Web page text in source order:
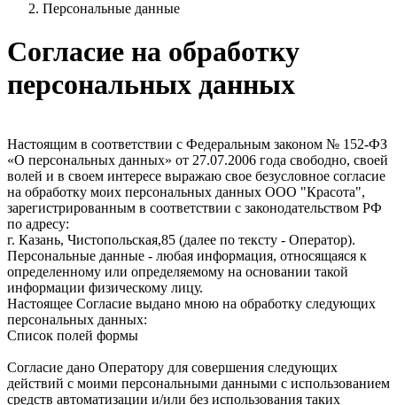
Персональные данные
Согласие на обработку
персональных данных
Настоящим в соответствии с Федеральным законом № 152-ФЗ
«О персональных данных» от 27.07.2006 года свободно, своей
волей и в своем интересе выражаю свое безусловное согласие
на обработку моих персональных данных ООО "Красота",
зарегистрированным в соответствии с законодательством РФ
по адресу:
г. Казань, Чистопольская,85 (далее по тексту - Оператор).
Персональные данные - любая информация, относящаяся к
определенному или определяемому на основании такой
информации физическому лицу.
Настоящее Согласие выдано мною на обработку следующих
персональных данных:
Список полей формы
Согласие дано Оператору для совершения следующих
действий с моими персональными данными с использованием
средств автоматизации и/или без использования таких